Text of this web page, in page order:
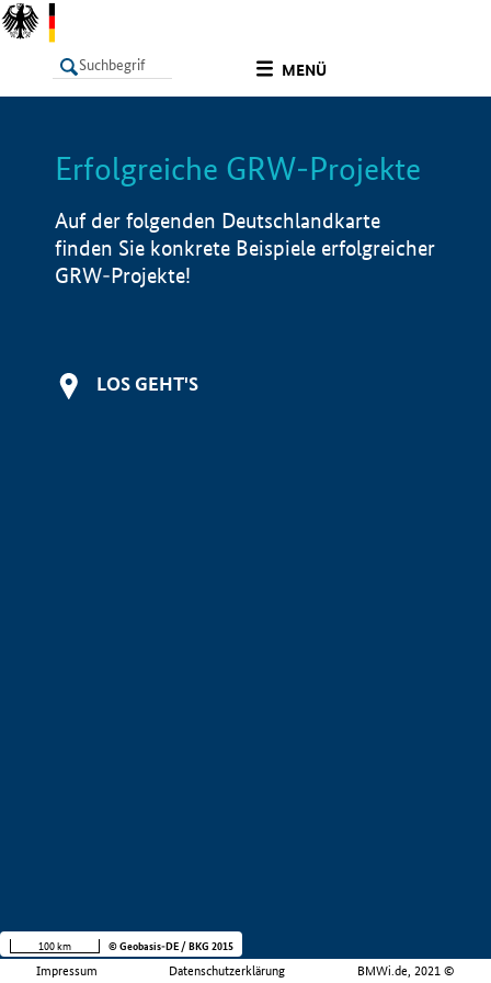
MENÜ
LISTE Info
Erfolgreiche GRW-Projekte
Auf der folgenden Deutschlandkarte
finden Sie konkrete Beispiele erfolgreicher
GRW-Projekte!
LOS GEHT'S
Impressum Datenschutzerklärung BMWi.de, 2021 ©
100 km © Geobasis-DE / BKG 2015